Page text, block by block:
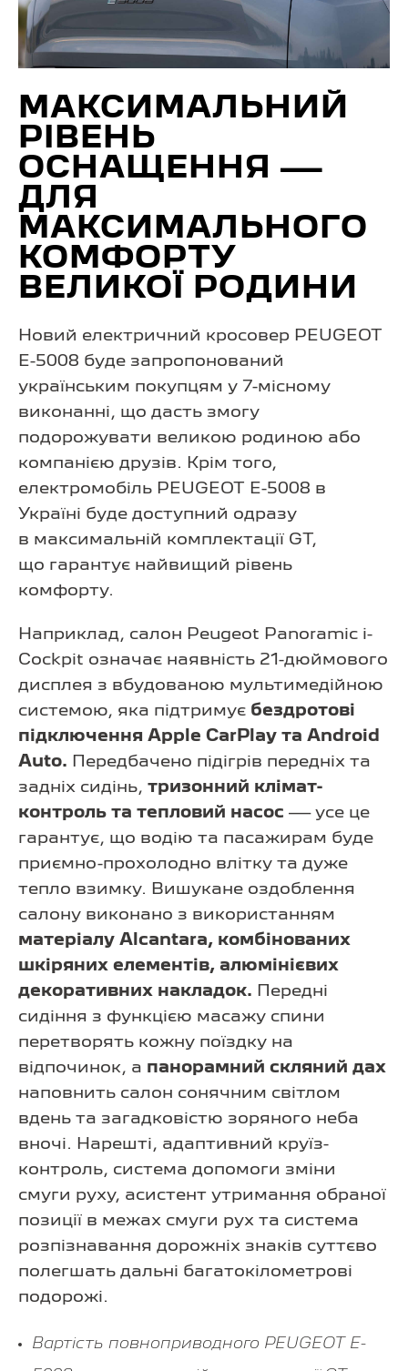
МАКСИМАЛЬНИЙ
РІВЕНЬ
ОСНАЩЕННЯ —
ДЛЯ
МАКСИМАЛЬНОГО
КОМФОРТУ
ВЕЛИКОЇ РОДИНИ
Новий електричний кросовер PEUGEOT
E-5008 буде запропонований
українським покупцям у 7-місному
виконанні, що дасть змогу
подорожувати великою родиною або
компанією друзів. Крім того,
електромобіль PEUGEOT E-5008 в
Україні буде доступний одразу
в максимальній комплектації GT,
що гарантує найвищий рівень
комфорту.
Наприклад, салон Peugeot Panoramic i-
Cockpit означає наявність 21-дюймового
дисплея з вбудованою мультимедійною
системою, яка підтримує бездротові
підключення Apple CarPlay та Android
Auto. Передбачено підігрів передніх та
задніх сидінь, тризонний клімат-
контроль та тепловий насос — усе це
гарантує, що водію та пасажирам буде
приємно-прохолодно влітку та дуже
тепло взимку. Вишукане оздоблення
салону виконано з використанням
матеріалу Alcantara, комбінованих
шкіряних елементів, алюмінієвих
декоративних накладок. Передні
сидіння з функцією масажу спини
перетворять кожну поїздку на
відпочинок, а панорамний скляний дах
наповнить салон сонячним світлом
вдень та загадковістю зоряного неба
вночі. Нарешті, адаптивний круїз-
контроль, система допомоги зміни
смуги руху, асистент утримання обраної
позиції в межах смуги рух та система
розпізнавання дорожніх знаків суттєво
полегшать дальні багатокілометрові
подорожі.
Вартість повноприводного PEUGEOT E-